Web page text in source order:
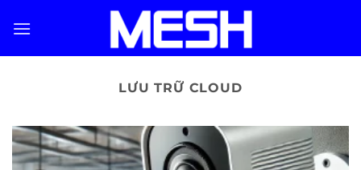
LƯU TRỮ CLOUD